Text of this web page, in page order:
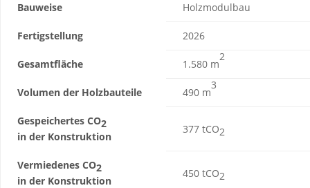
Bauweise
Holzmodulbau
Fertigstellung 2026
Gesamtfläche 1.580 m
2
Volumen der Holzbauteile 490 m
3
Gespeichertes CO2
in der Konstruktion
377 tCO2
Vermiedenes CO2
in der Konstruktion
450 tCO2